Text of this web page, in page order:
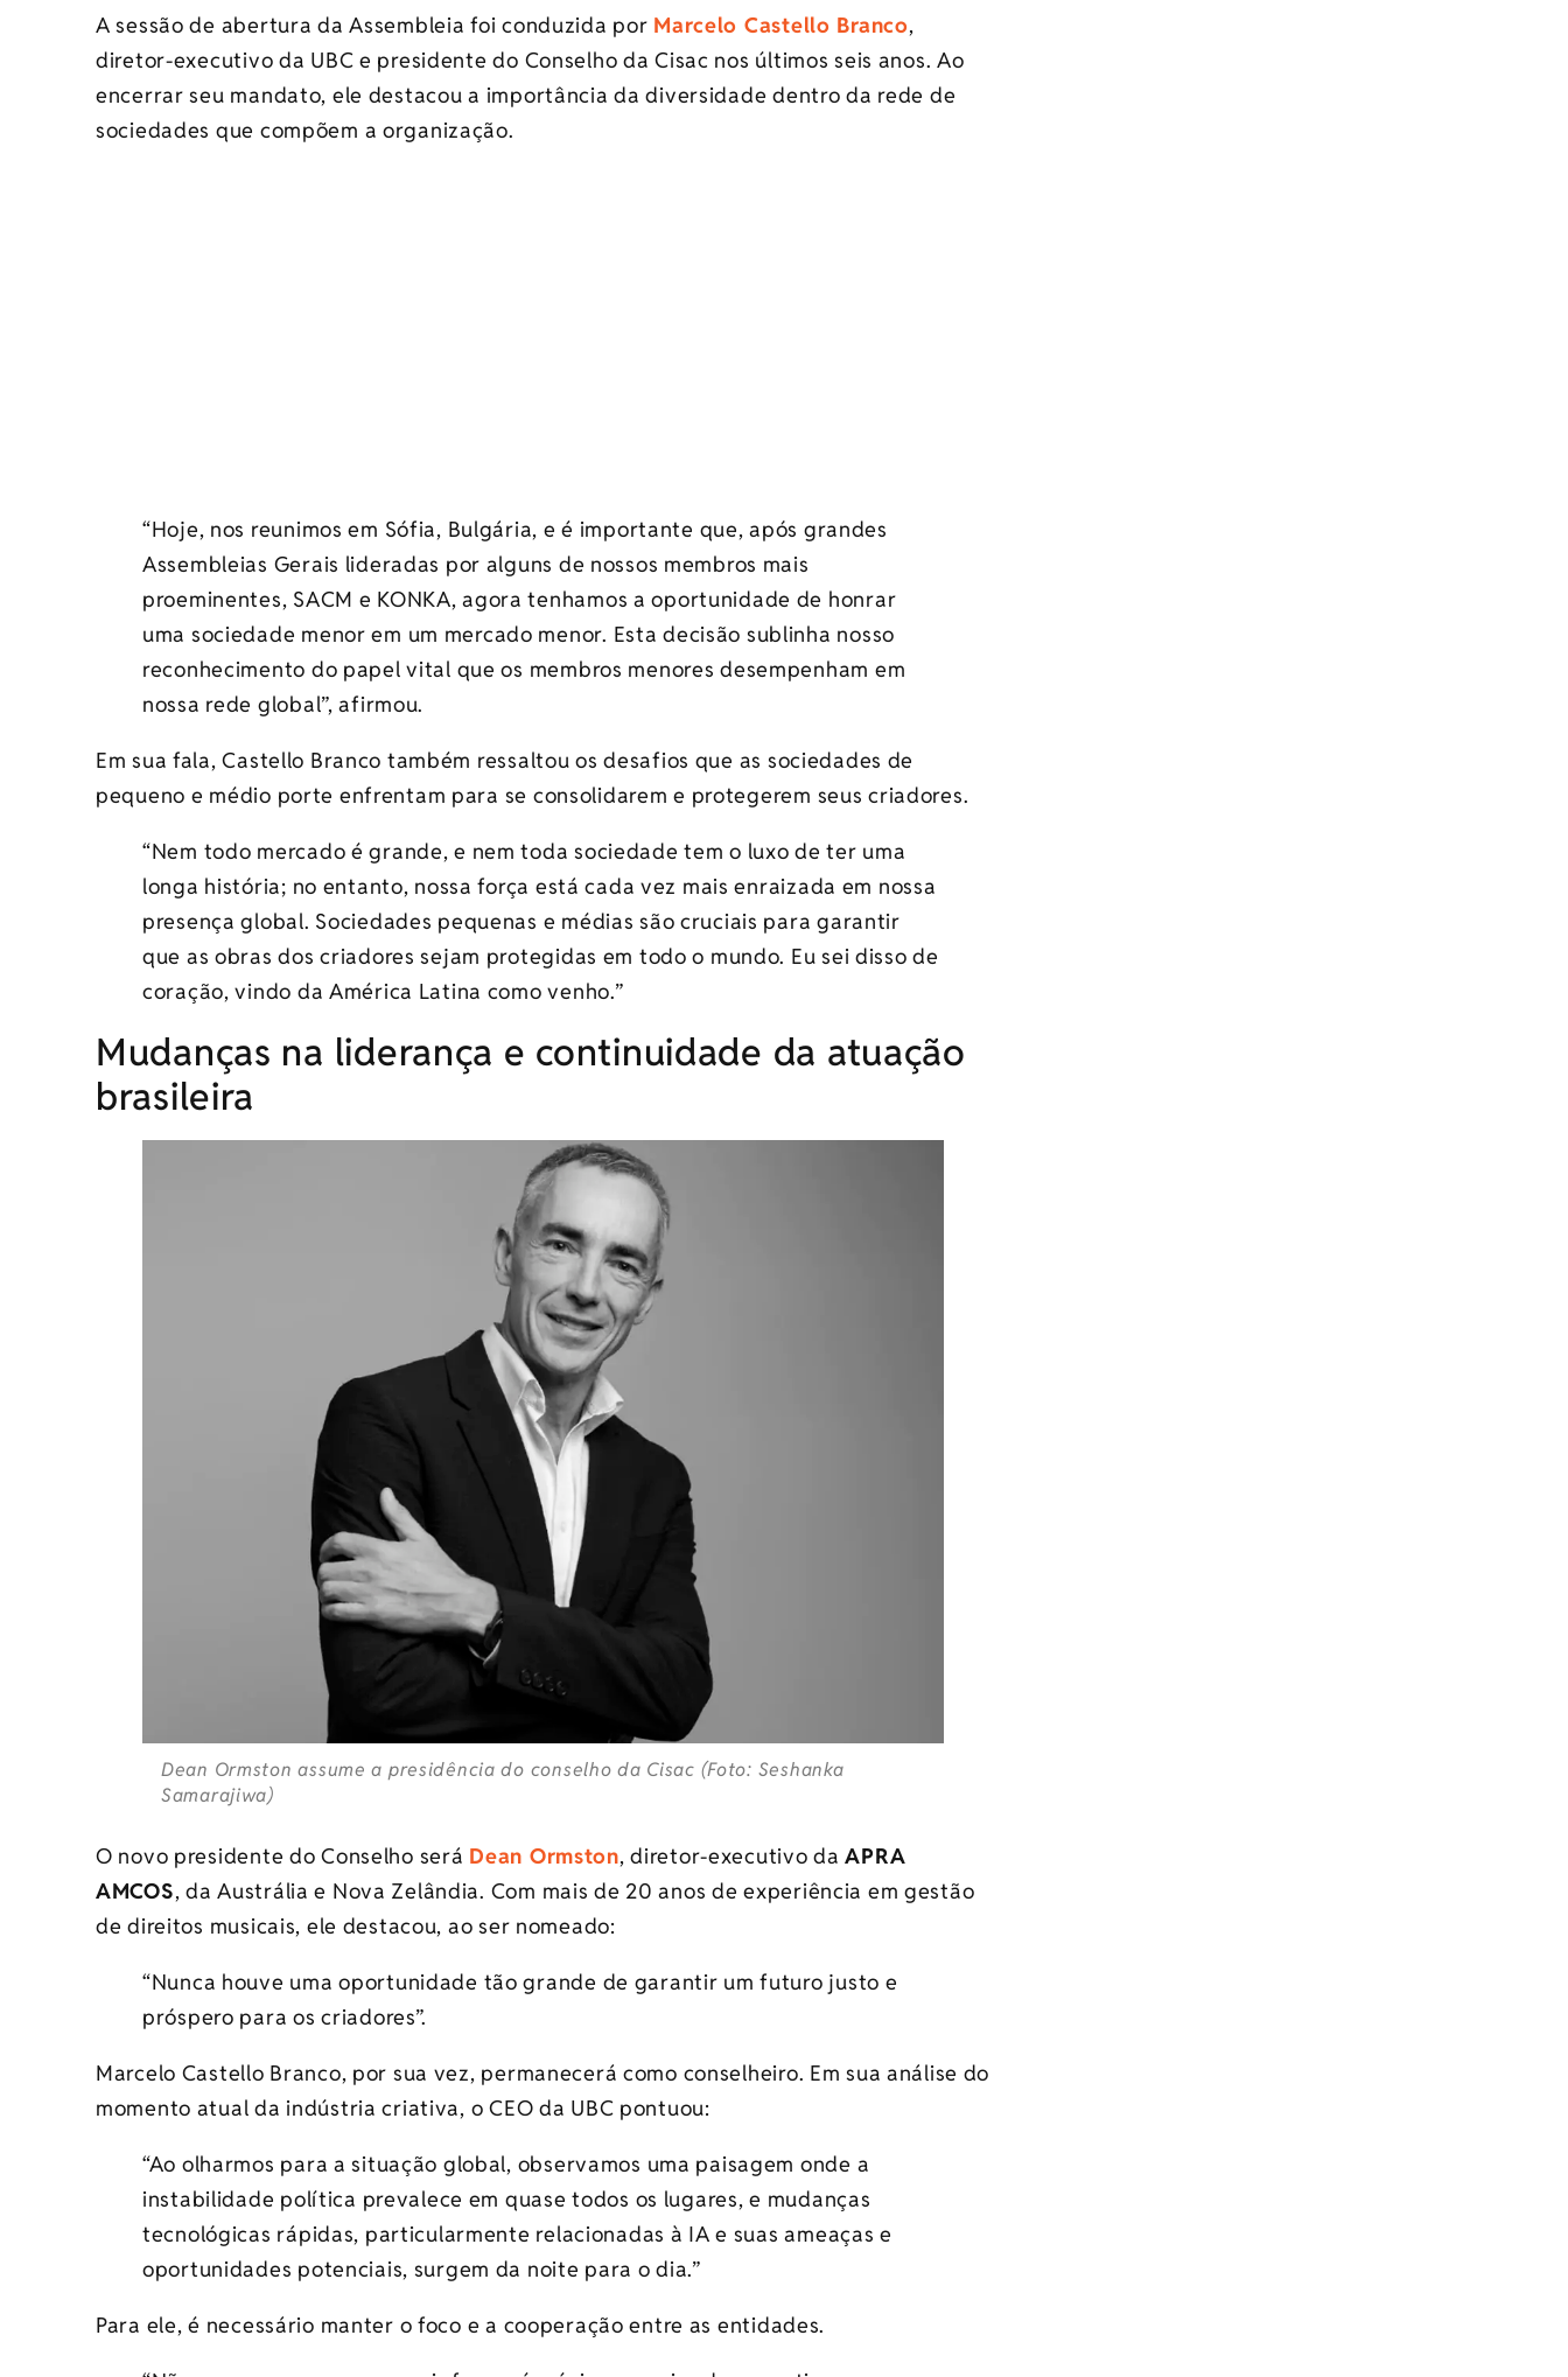
A sessão de abertura da Assembleia foi conduzida por Marcelo Castello Branco,
diretor-executivo da UBC e presidente do Conselho da Cisac nos últimos seis anos. Ao
encerrar seu mandato, ele destacou a importância da diversidade dentro da rede de
sociedades que compõem a organização.
“Hoje, nos reunimos em Sófia, Bulgária, e é importante que, após grandes
Assembleias Gerais lideradas por alguns de nossos membros mais
proeminentes, SACM e KONKA, agora tenhamos a oportunidade de honrar
uma sociedade menor em um mercado menor. Esta decisão sublinha nosso
reconhecimento do papel vital que os membros menores desempenham em
nossa rede global”, afirmou.
Em sua fala, Castello Branco também ressaltou os desafios que as sociedades de
pequeno e médio porte enfrentam para se consolidarem e protegerem seus criadores.
“Nem todo mercado é grande, e nem toda sociedade tem o luxo de ter uma
longa história; no entanto, nossa força está cada vez mais enraizada em nossa
presença global. Sociedades pequenas e médias são cruciais para garantir
que as obras dos criadores sejam protegidas em todo o mundo. Eu sei disso de
coração, vindo da América Latina como venho.”
Mudanças na liderança e continuidade da atuação
brasileira
Dean Ormston assume a presidência do conselho da Cisac (Foto: Seshanka
Samarajiwa)
O novo presidente do Conselho será Dean Ormston, diretor-executivo daAPRA
AMCOS, da Austrália e Nova Zelândia. Com mais de 20 anos de experiência em gestão
de direitos musicais, ele destacou, ao ser nomeado:
“Nunca houve uma oportunidade tão grande de garantir um futuro justo e
próspero para os criadores”.
Marcelo Castello Branco, por sua vez, permanecerá como conselheiro. Em sua análise do
momento atual da indústria criativa, o CEO da UBC pontuou:
“Ao olharmos para a situação global, observamos uma paisagem onde a
instabilidade política prevalece em quase todos os lugares, e mudanças
tecnológicas rápidas, particularmente relacionadas à IA e suas ameaças e
oportunidades potenciais, surgem da noite para o dia.”
Para ele, é necessário manter o foco e a cooperação entre as entidades.